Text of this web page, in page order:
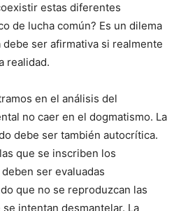
estas diferentes
de lucha común? Es un dilema
ser afirmativa si realmente
realidad.
en el análisis del
no caer en el dogmatismo. La
debe ser también autocrítica.
que se inscriben los
ser evaluadas
que no se reproduzcan las
intentan desmantelar. La